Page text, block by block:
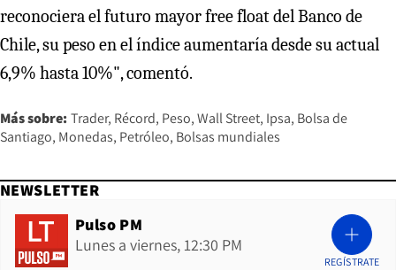
reconociera el futuro mayor free float del Banco de
Chile, su peso en el índice aumentaría desde su actual
6,9% hasta 10%", comentó.
Más sobre: Trader Récord Peso Wall Street Ipsa Bolsa de
Santiago Monedas Petróleo Bolsas mundiales
NEWSLETTER
Pulso PM
Lunes a viernes, 12:30 PM
REGÍSTRATE